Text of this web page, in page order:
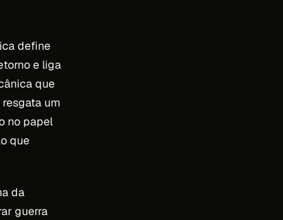
define
e liga
que
um
no papel
que
da
guerra